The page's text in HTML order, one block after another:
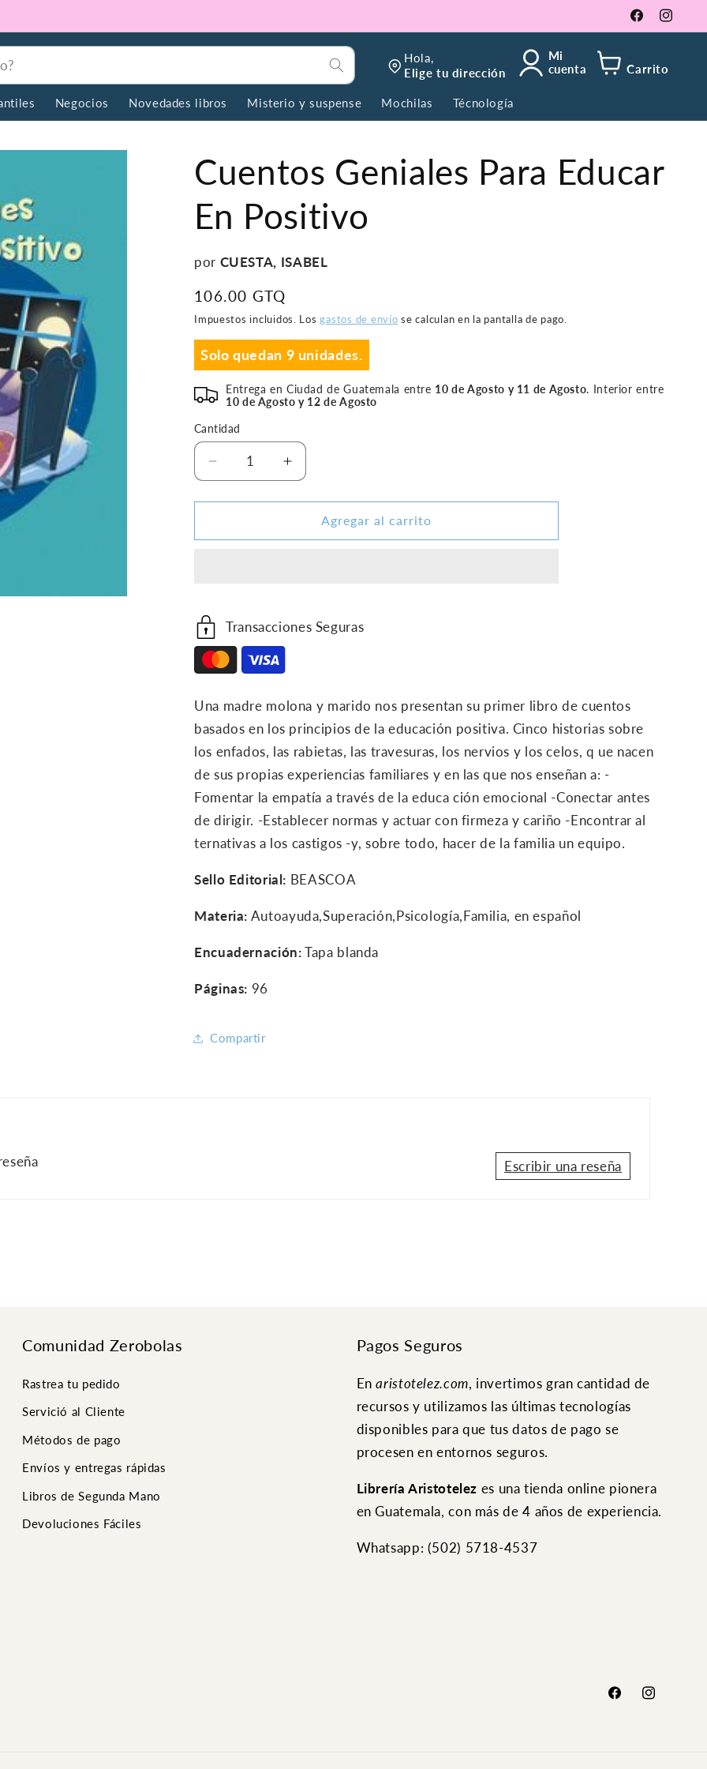
Facebook
Negocios Novedades libros Misterio y suspense Mochilas Técnología
Hola,
Elige tu dirección
Mi
cuenta
Carrito
Cuentos Geniales Para Educar
En Positivo
por CUESTA, ISABEL
Precio
habitual
106.00 GTQ
Impuestos incluidos. Los gastos de envío se calculan en la pantalla de pago.
Solo quedan 9 unidades.
Entrega en Ciudad de Guatemala entre 10 de Agosto y 11 de Agosto. Interior entre
10 de Agosto y 12 de Agosto
Cantidad
Reducir
cantidad
para
Geniales
Aumentar
cantidad
para
Cuentos
Geniales
Agregar al carrito
Transacciones Seguras
Una madre molona y marido nos presentan su primer libro de cuentos
basados en los principios de la educación positiva. Cinco historias sobre
los enfados, las rabietas, las travesuras, los nervios y los celos, q ue nacen
de sus propias experiencias familiares y en las que nos enseñan a: -
Fomentar la empatía a través de la educa ción emocional -Conectar antes
de dirigir. -Establecer normas y actuar con firmeza y cariño -Encontrar al
ternativas a los castigos -y, sobre todo, hacer de la familia un equipo.
Sello Editorial: BEASCOA
Materia: Autoayuda,Superación,Psicología,Familia, en español
Encuadernación:Tapa blanda
Páginas: 96
Compartir
Escribir una reseña
Comunidad Zerobolas
Rastrea tu pedido
Servició al Cliente
Métodos de pago
Envíos y entregas rápidas
Libros de Segunda Mano
Devoluciones Fáciles
Pagos Seguros
Enaristotelez.com, invertimos gran cantidad de
recursos y utilizamos las últimas tecnologías
disponibles para que tus datos de pago se
procesen en entornos seguros.
Librería Aristotelez es una tienda online pionera
en Guatemala, con más de 4 años de experiencia.
Whatsapp: (502) ‭5718-4537
FacebookInstagram